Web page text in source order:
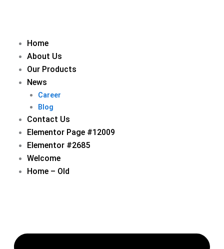
Home
About Us
Our Products
News
Career
Blog
Contact Us
Elementor Page #12009
Elementor #2685
Welcome
Home – Old